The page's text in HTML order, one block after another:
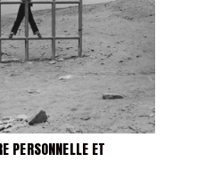
PERSONNELLE ET